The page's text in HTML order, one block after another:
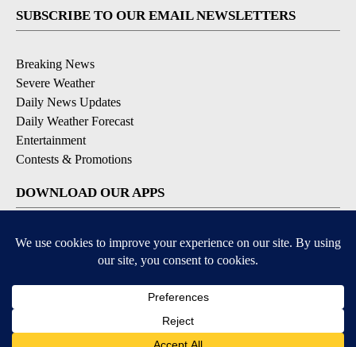
SUBSCRIBE TO OUR EMAIL NEWSLETTERS
Breaking News
Severe Weather
Daily News Updates
Daily Weather Forecast
Entertainment
Contests & Promotions
DOWNLOAD OUR APPS
Available for iOS and Android